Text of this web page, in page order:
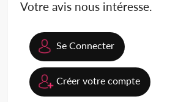
Votre avis nous intéresse.
Se Connecter
Créer votre compte